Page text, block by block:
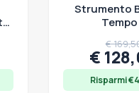
igrometro,
Strumento
Tempo
€
€
Risparmi